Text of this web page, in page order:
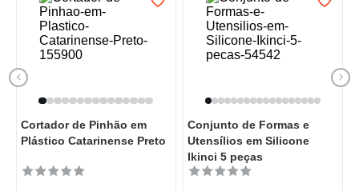
Cortador de Pinhão em
Plástico Catarinense Preto
Conjunto de Formas e
Utensílios em Silicone
Ikinci 5 peças